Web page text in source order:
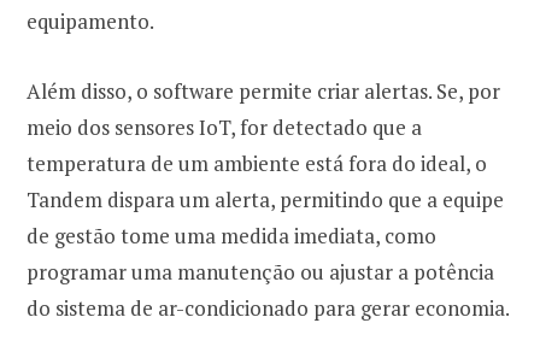
equipamento.
Além disso, o software permite criar alertas. Se, por
meio dos sensores IoT, for detectado que a
temperatura de um ambiente está fora do ideal, o
Tandem dispara um alerta, permitindo que a equipe
de gestão tome uma medida imediata, como
programar uma manutenção ou ajustar a potência
do sistema de ar-condicionado para gerar economia.